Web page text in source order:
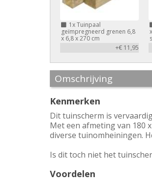
1xTuinpaal
geïmpregneerd grenen 6,8
x 6,8 x 270 cm
+€ 11,95
Omschrijving
Kenmerken
Dit tuinscherm is
Met een afmeting van 180
diverse tuinomheiningen.
Is dit toch niet het
Voordelen